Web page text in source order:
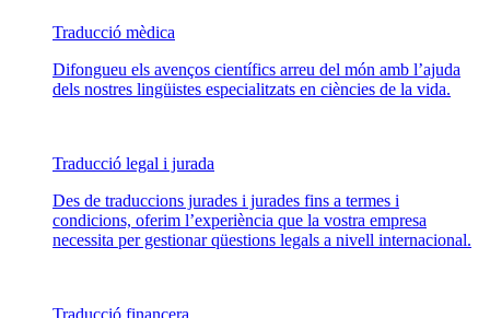
Traducció mèdica
Difongueu els avenços científics arreu del món amb l’ajuda
dels nostres lingüistes especialitzats en ciències de la vida.
Traducció legal i jurada
Des de traduccions jurades i jurades fins a termes i
condicions, oferim l’experiència que la vostra empresa
necessita per gestionar qüestions legals a nivell internacional.
Traducció financera